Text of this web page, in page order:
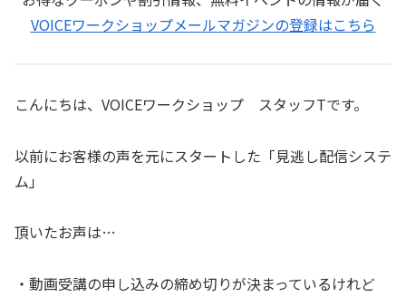
VOICEワークショップメールマガジンの登録はこちら
こんにちは、VOICEワークショップ スタッフTです。
以前にお客様の声を元にスタートした「見逃し配信システ
ム」
頂いたお声は…
・動画受講の申し込みの締め切りが決まっているけれど